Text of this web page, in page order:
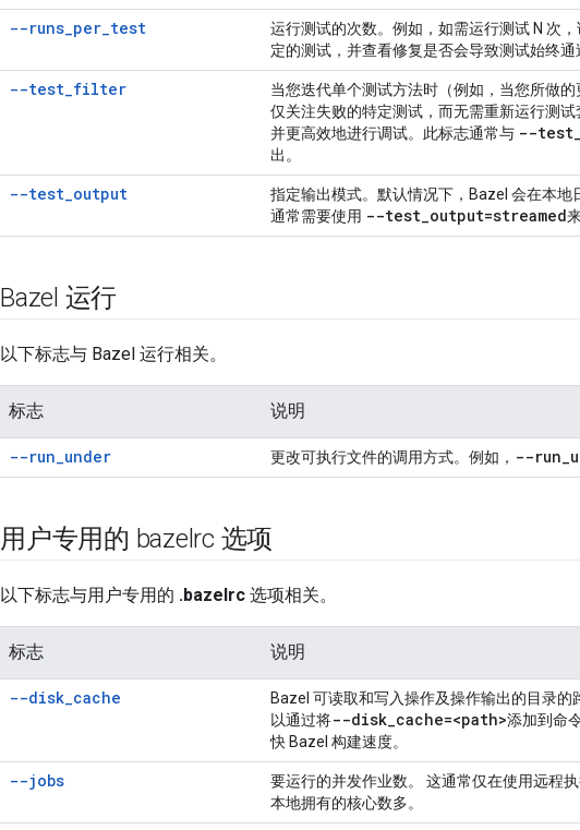
--runs_per_test 运行测试的次数。例如，如需运行测试 N 次，
定的测试，并查看修复是否会导致测试始终通
--test_filter
当您迭代单个测试方法时（例如，当您所做
仅关注失败的特定测试，而无需重新运行测
并更高效地进行调试。此标志通常与 --test_
出。
--test_output
指定输出模式。默认情况下，Bazel 会在本
通常需要使用 --test_output=streamed
Bazel 运行
以下标志与 Bazel 运行相关。
标志 说明
--run_under 更改可执行文件的调用方式。例如， --run_
用户专用的 bazelrc 选项
以下标志与用户专用的 .bazelrc 选项相关。
标志 说明
--disk_cache
Bazel 可读取和写入操作及操作输出的目录
以通过将--disk_cache=<path>添加到命
快 Bazel 构建速度。
--jobs
要运行的并发作业数。 这通常仅在使用远程
本地拥有的核心数多。